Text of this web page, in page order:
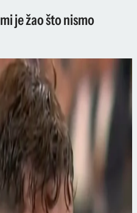
je žao što nismo